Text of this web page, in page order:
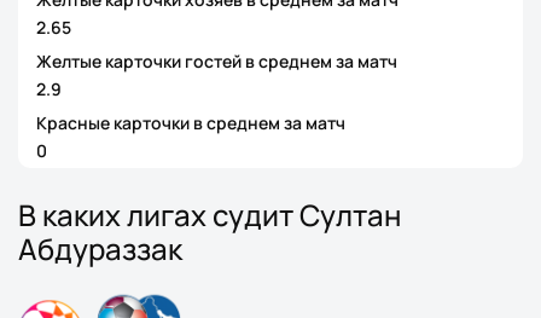
2.65
Желтые карточки гостей в среднем за матч
2.9
Красные карточки в среднем за матч
0
В каких лигах судит Султан
Абдураззак